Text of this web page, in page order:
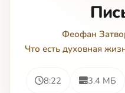
Феофан
Что есть духовная
8:22 3.4 МБ